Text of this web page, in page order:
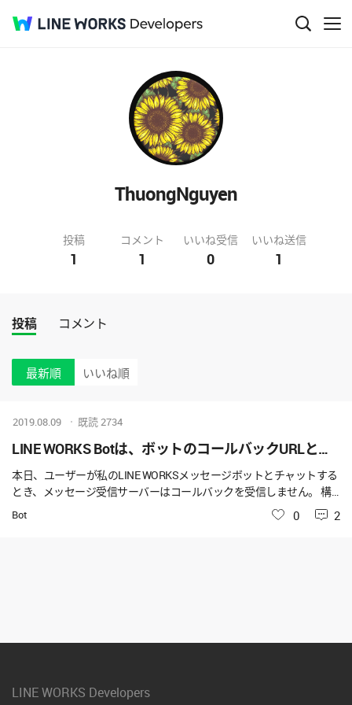
ThuongNguyen
投稿
1
コメント
1
いいね受信
0
いいね送信
1
投稿 コメント
最新順 いいね順
LINE WORKS Botは、ボットのコールバックURLとして設定されたメッセージ受信サーバーを呼び出しません
本日、ユーザーが私のLINE WORKSメッセージボットとチャットする
とき、メッセージ受信サーバーはコールバックを受信しません。 構
成情報は変更しませんでした。 LINE WORKS Botサーバーに何か変更
Bot
2019.08.09 既読2734
いいね
0 2
LINE WORKS Developers